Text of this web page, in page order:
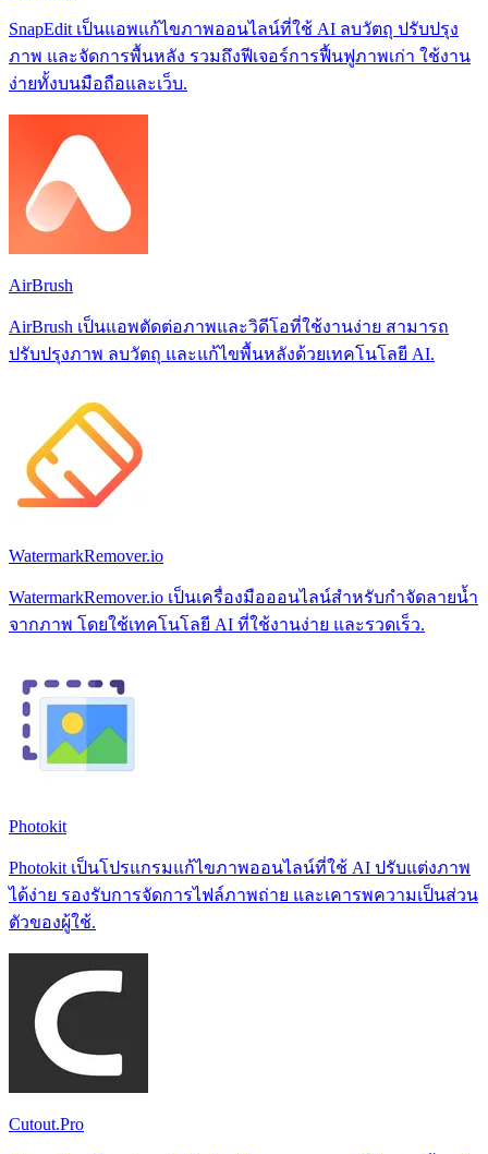
SnapEdit เป็นแอพแก้ไขภาพออนไลน์ที่ใช้ AI ลบวัตถุ ปรับปรุง
ภาพ และจัดการพื้นหลัง รวมถึงฟีเจอร์การฟื้นฟูภาพเก่า ใช้งาน
ง่ายทั้งบนมือถือและเว็บ.
AirBrush
AirBrush เป็นแอพตัดต่อภาพและวิดีโอที่ใช้งานง่าย สามารถ
ปรับปรุงภาพ ลบวัตถุ และแก้ไขพื้นหลังด้วยเทคโนโลยี AI.
WatermarkRemover.io
WatermarkRemover.io เป็นเครื่องมือออนไลน์สำหรับกำจัดลายน้ำ
จากภาพ โดยใช้เทคโนโลยี AI ที่ใช้งานง่าย และรวดเร็ว.
Photokit
Photokit เป็นโปรแกรมแก้ไขภาพออนไลน์ที่ใช้ AI ปรับแต่งภาพ
ได้ง่าย รองรับการจัดการไฟล์ภาพถ่าย และเคารพความเป็นส่วน
ตัวของผู้ใช้.
Cutout.Pro